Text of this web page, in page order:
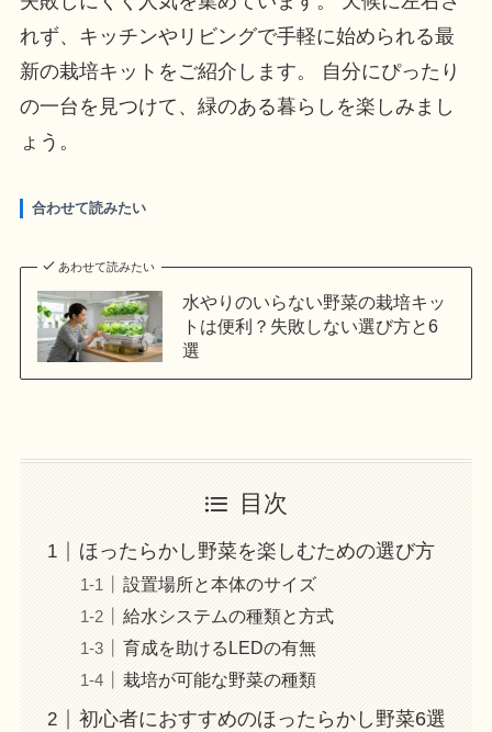
れず、キッチンやリビングで手軽に始められる最
新の栽培キットをご紹介します。 自分にぴったり
の一台を見つけて、緑のある暮らしを楽しみまし
ょう。
合わせて読みたい
あわせて読みたい
水やりのいらない野菜の栽培キッ
トは便利？失敗しない選び方と6
選
目次
ほったらかし野菜を楽しむための選び方
設置場所と本体のサイズ
給水システムの種類と方式
育成を助けるLEDの有無
栽培が可能な野菜の種類
初心者におすすめのほったらかし野菜6選